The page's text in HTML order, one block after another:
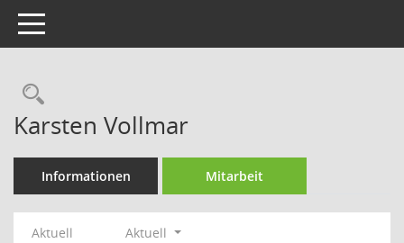
Toggle navigation
Rechercheauswahl
Karsten Vollmar
Informationen Mitarbeit
Aktuell
Aktuell